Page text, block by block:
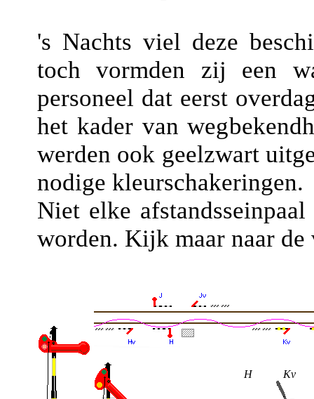
's Nachts viel deze
toch vormden zij een
personeel dat eerst
het kader van
werden ook geelzwart
nodige kleurschakeringen.
Niet elke
worden. Kijk maar naar de
H Kv